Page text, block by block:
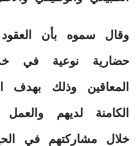
وقال سموه بأن
حضارية نوعية في
المعاقين وذلك بهدف
الكامنة لديهم
خلال مشاركتهم في